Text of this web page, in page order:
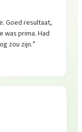
Goed resultaat,
was prima. Had
zou zijn.”